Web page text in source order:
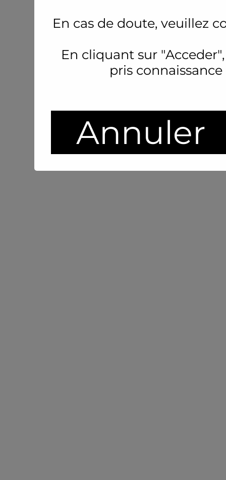
En cas de doute, veuillez
En cliquant sur
pris
Annuler